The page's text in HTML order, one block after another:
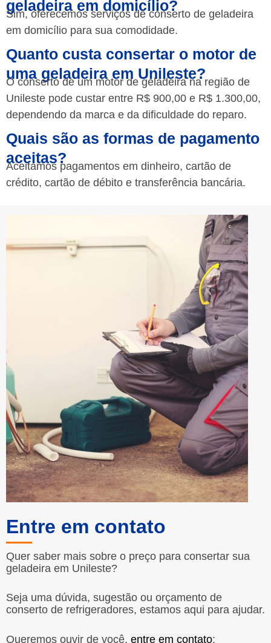
geladeira em domicílio?
Sim, oferecemos serviços de conserto de geladeira
em domicílio para sua comodidade.
Quanto custa consertar o motor de
uma geladeira em Unileste?
O conserto de um motor de geladeira na região de
Unileste pode custar entre R$ 900,00 e R$ 1.300,00,
dependendo da marca e da dificuldade do reparo.
Quais são as formas de pagamento
aceitas?
Aceitamos pagamentos em dinheiro, cartão de
crédito, cartão de débito e transferência bancária.
Entre em contato
Quer saber mais sobre o preço para consertar sua
geladeira em Unileste?
Seja uma dúvida, sugestão ou orçamento de
conserto de refrigeradores, estamos aqui para ajudar.
Queremos ouvir de você, entre em contato: